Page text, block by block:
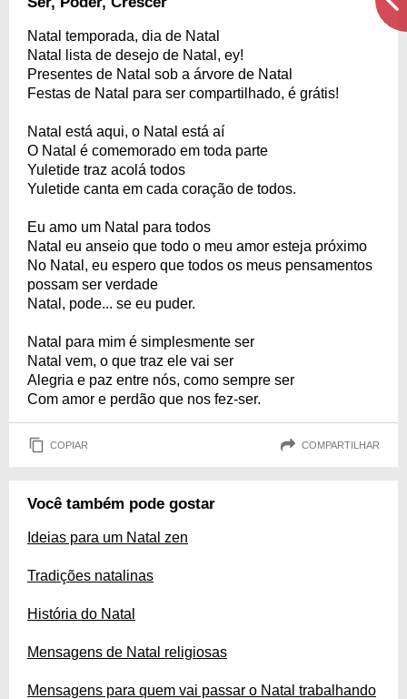
Natal temporada, dia de Natal
Natal lista de desejo de Natal, ey!
Presentes de Natal sob a árvore de Natal
Festas de Natal para ser compartilhado, é grátis!
Natal está aqui, o Natal está aí
O Natal é comemorado em toda parte
Yuletide traz acolá todos
Yuletide canta em cada coração de todos.
Eu amo um Natal para todos
Natal eu anseio que todo o meu amor esteja próximo
No Natal, eu espero que todos os meus pensamentos
possam ser verdade
Natal, pode... se eu puder.
Natal para mim é simplesmente ser
Natal vem, o que traz ele vai ser
Alegria e paz entre nós, como sempre ser
Com amor e perdão que nos fez-ser.
COPIAR COMPARTILHAR
Você também pode gostar
Ideias para um Natal zen
Tradições natalinas
História do Natal
Mensagens de Natal religiosas
Mensagens para quem vai passar o Natal trabalhando